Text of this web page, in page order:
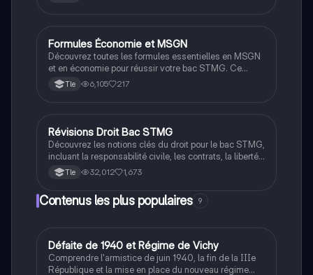
dans ma bibliothèque sur n'importe quelle appareil et
STMG
Formules Économie et MSGN
Découvrez toutes les formules essentielles en MSGN
et en économie pour réussir votre bac STMG. Ce
document couvre des concepts clés tels que le seuil
de rentabilité, le coût de revient, le PIB, et bien plus
Tle 6,105 217
STMG
Révisions Droit Bac STMG
Découvrez les notions clés du droit pour le bac STMG,
incluant la responsabilité civile, les contrats, la liberté
d'entreprendre, et le système judiciaire. Ce document,
élaboré à partir des objectifs de Hachette Éducation et
examen. Type : fiche de révision.
Tle 32,012 1,673
Contenus les plus populaires 9
DHistoire
Défaite de 1940 et Régime de Vichy
Comprendre l'armistice de juin 1940, la fin de la IIIe
République et la mise en place du nouveau régime